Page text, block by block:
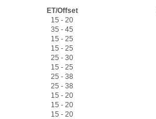
ET/Offset
15 - 20
35 - 45
15 - 25
15 - 25
25 - 30
15 - 25
25 - 38
25 - 38
15 - 20
15 - 20
15 - 20